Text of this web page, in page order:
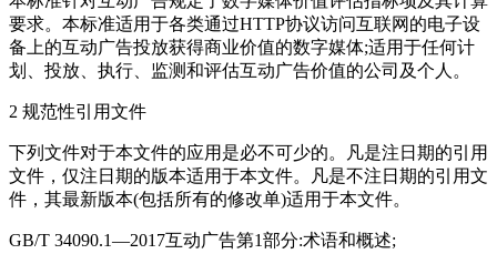
要求。本标准适用于各类通过HTTP协议访问互联网的电子设
备上的互动广告投放获得商业价值的数字媒体;适用于任何计
划、投放、执行、监测和评估互动广告价值的公司及个人。
2 规范性引用文件
下列文件对于本文件的应用是必不可少的。凡是注日期的引用
文件，仅注日期的版本适用于本文件。凡是不注日期的引用文
件，其最新版本(包括所有的修改单)适用于本文件。
GB/T 34090.1—2017互动广告第1部分:术语和概述;